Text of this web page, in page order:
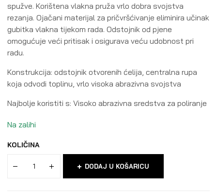
spužve. Korištena vlakna pruža vrlo dobra svojstva
rezanja. Ojačani materijal za pričvršćivanje eliminira učinak
gubitka vlakna tijekom rada. Odstojnik od pjene
omogućuje veći pritisak i osigurava veću udobnost pri
radu.
Konstrukcija: odstojnik otvorenih ćelija, centralna rupa
koja odvodi toplinu, vrlo visoka abrazivna svojstva
Najbolje koristiti s: Visoko abrazivna sredstva za poliranje
Na zalihi
KOLIČINA
DODAJ U KOŠARICU